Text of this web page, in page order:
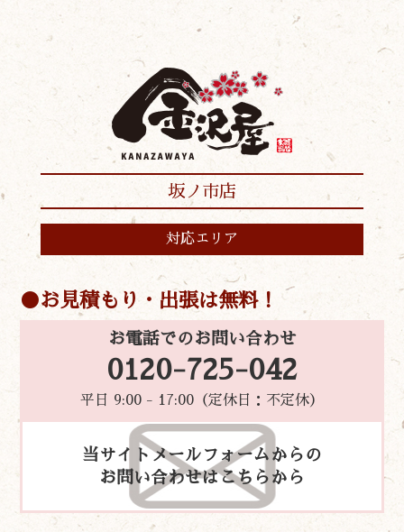
坂ノ市店
対応エリア
お見積もり・出張は無料！
お電話でのお問い合わせ
0120-725-042
平日 9:00 - 17:00（定休日：不定休）
当サイトメールフォームからの
お問い合わせはこちらから